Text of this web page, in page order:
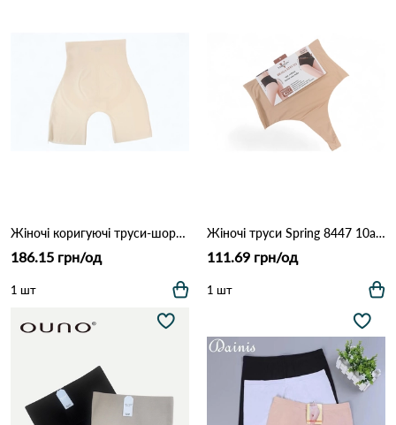
Жіночі коригуючі труси-шорти Magic Trousers з ефектом утяжки та Push-Up (Опт) 613 Бежевий
186.15 грн/од
1 шт
Жіночі труси Spring 8447 10а Бежевий
111.69 грн/од
1 шт